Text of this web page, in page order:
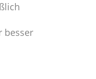
besser